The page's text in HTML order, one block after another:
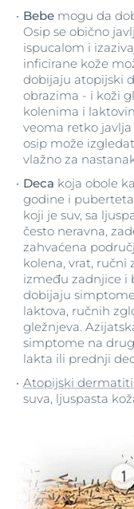
Bebe mogu da
Osip se obično
ispucalom i
inficirane kože
dobijaju atopijski
obrazima - i koži
kolenima i
veoma retko
osip može
vlažno za
Deca koja obole
godine i
koji je suv, sa
često neravna,
zahvaćena
kolena, vrat, ručni
između zadnjice i
dobijaju
laktova, ručnih
gležnjeva.
simptome na
lakta ili prednji
Atopijski
suva, ljuspasta